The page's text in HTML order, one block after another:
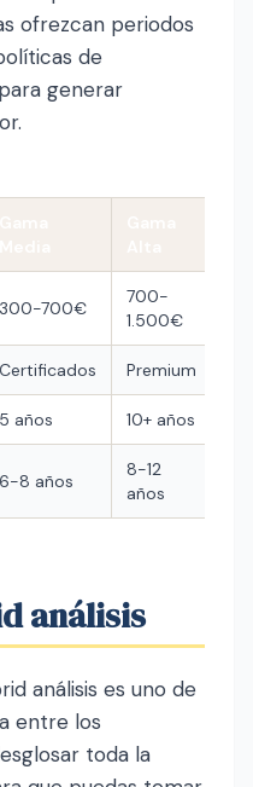
ofrezcan periodos
de
generar
300-700€
700-
1.500€
Certificados Premium
5 años 10+ años
6-8 años
8-12
años
análisis
análisis es uno de
entre los
toda la